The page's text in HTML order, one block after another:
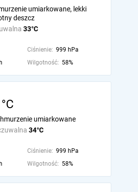
33°C
umiarkowane, lekki
deszcz
Ciśnienie: 999 hPa
Wilgotność: 58%
34°C
umiarkowane
Ciśnienie: 999 hPa
Wilgotność: 58%